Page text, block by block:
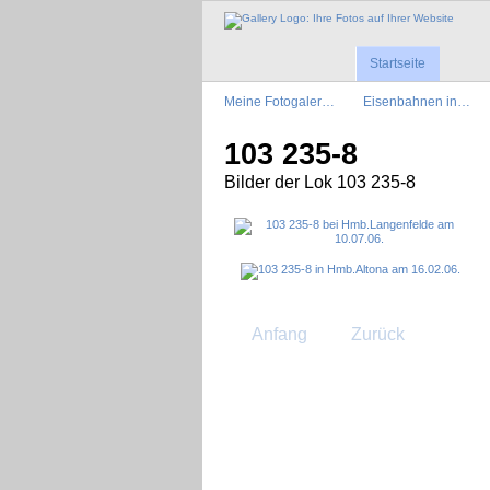
Startseite
Meine Fotogaler… Eisenbahnen in…
103 235-8
Bilder der Lok 103 235-8
Anfang Zurück